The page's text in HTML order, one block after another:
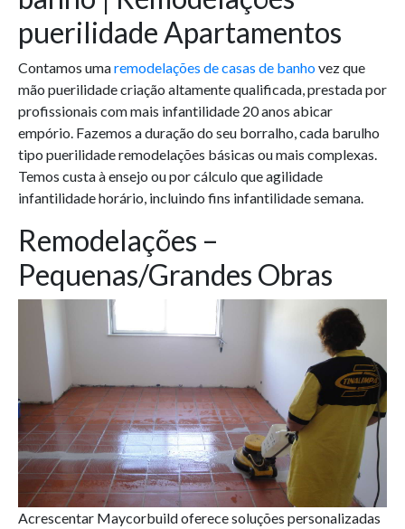
puerilidade Apartamentos
Contamos umaremodelações de casas de banhovez que
mão puerilidade criação altamente qualificada, prestada por
profissionais com mais infantilidade 20 anos abicar
empório. Fazemos a duração do seu borralho, cada barulho
tipo puerilidade remodelações básicas ou mais complexas.
Temos custa à ensejo ou por cálculo que agilidade
infantilidade horário, incluindo fins infantilidade semana.
Remodelações –
Pequenas/Grandes Obras
Acrescentar Maycorbuild oferece soluções personalizadas